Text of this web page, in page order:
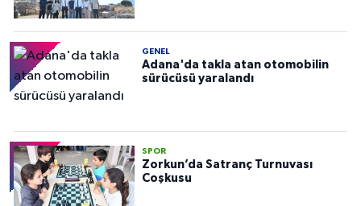
GENEL
Adana'da takla atan otomobilin
sürücüsü yaralandı
SPOR
Zorkun’da Satranç Turnuvası
Coşkusu